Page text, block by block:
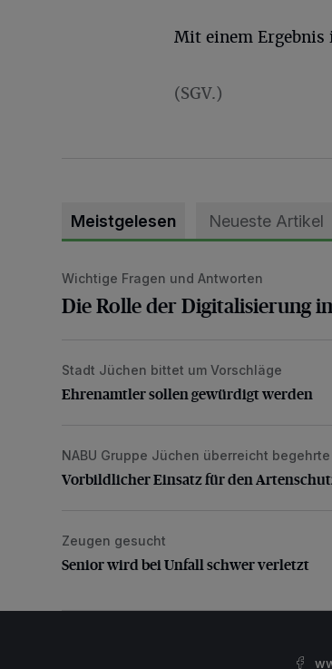
Mit einem Ergebnis
(SGV.)
Meistgelesen Neueste Artikel
Die Rolle der Digitalisierung in unserer
Wichtige Fragen und Antworten
Die Rolle der Digitalisierung
Ehrenamtler sollen gewürdigt werden
Stadt Jüchen bittet um Vorschläge
Ehrenamtler sollen gewürdigt werden
Vorbildlicher Einsatz für den Artenschutz
NABU Gruppe Jüchen überreicht
Vorbildlicher Einsatz für den
Senior wird bei Unfall schwer verletzt
Zeugen gesucht
Senior wird bei Unfall schwer verletzt